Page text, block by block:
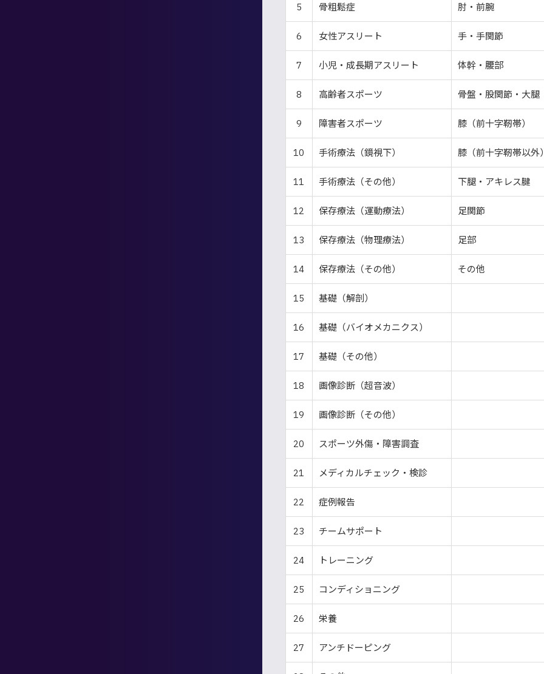
5 骨粗鬆症 肘・前腕
6 女性アスリート 手・手関節
7 小児・成長期アスリート 体幹・腰部
8 高齢者スポーツ 骨盤・股関節・大腿
9 障害者スポーツ 膝（前十字靭帯）
10 手術療法（鏡視下） 膝（前十字靭帯以外
11 手術療法（その他） 下腿・アキレス腱
12 保存療法（運動療法） 足関節
13 保存療法（物理療法） 足部
14 保存療法（その他） その他
15 基礎（解剖）
16 基礎（バイオメカニクス）
17 基礎（その他）
18 画像診断（超音波）
19 画像診断（その他）
20 スポーツ外傷・障害調査
21 メディカルチェック・検診
22 症例報告
23 チームサポート
24 トレーニング
25 コンディショニング
26 栄養
27 アンチドーピング